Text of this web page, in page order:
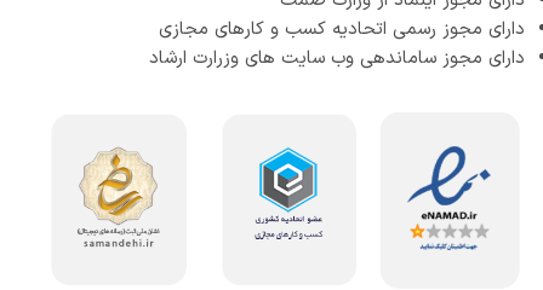
دارای مجوز رسمی اتحادیه کسب و کارهای مجازی
دارای مجوز ساماندهی وب سایت های وزرارت ارشاد